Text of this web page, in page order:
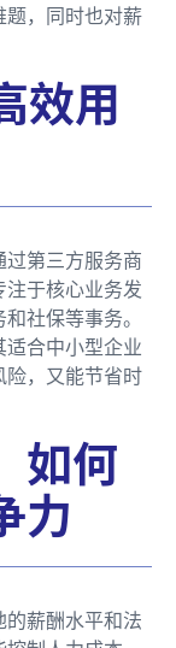
题，同时也对薪
效用
过第三方服务商
于核心业务发
社保等事务。
适合中小型企业
险，又能节省时
如何
力
薪酬水平和法